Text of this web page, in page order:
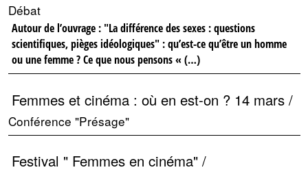
Débat
Autour de l’ouvrage : "La différence des sexes : questions
scientifiques, pièges idéologiques" : qu’est-ce qu’être un homme
ou une femme ? Ce que nous pensons « (…)
Femmes et cinéma : où en est-on ? 14 mars /
Conférence "Présage"
Festival " Femmes en cinéma" /